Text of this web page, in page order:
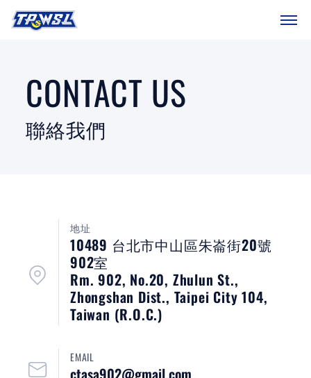
SITEMAP
球隊戰績
賽程表
關於聯盟
球場介紹
最新消息
CONTACT US
聯絡我們
地址
10489 台北市中山區朱崙街20號
902室
Rm. 902, No.20, Zhulun St.,
Zhongshan Dist., Taipei City 104,
Taiwan (R.O.C.)
EMAIL
ctasa902@gmail.com